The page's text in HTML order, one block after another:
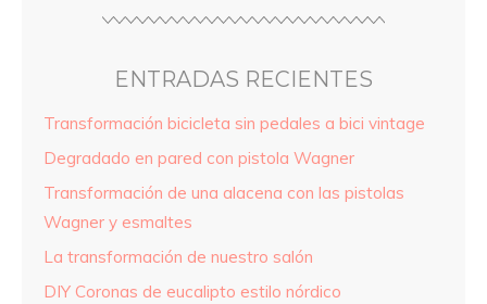
ENTRADAS RECIENTES
Transformación bicicleta sin pedales a bici vintage
Degradado en pared con pistola Wagner
Transformación de una alacena con las pistolas
Wagner y esmaltes
La transformación de nuestro salón
DIY Coronas de eucalipto estilo nórdico